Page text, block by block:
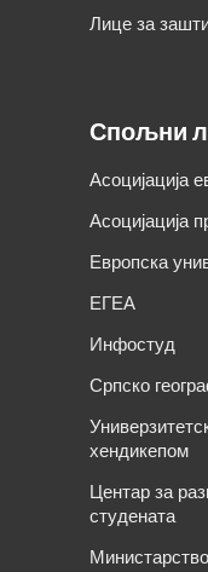
Лице за
Спољни
Асоцијација
Асоцијација
Европска
ЕГЕА
Инфостуд
Српско
хендикепом
Центар за
студената